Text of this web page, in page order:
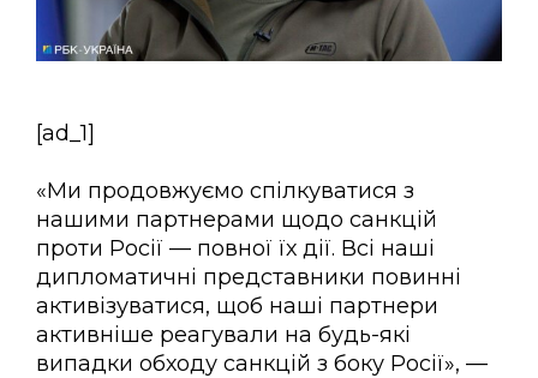
[ad_1]
«Ми продовжуємо спілкуватися з
нашими партнерами щодо санкцій
проти Росії — повної їх дії. Всі наші
дипломатичні представники повинні
активізуватися, щоб наші партнери
активніше реагували на будь-які
випадки обходу санкцій з боку Росії», —